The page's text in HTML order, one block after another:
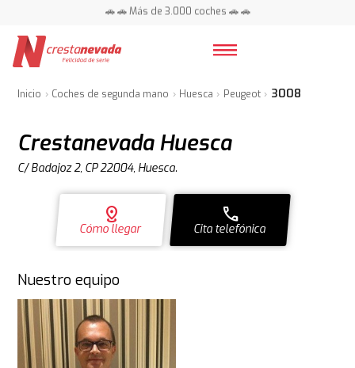
📍 Centros en toda España ⭐
📍 Centros en toda España ⭐
Inicio Coches de segunda mano Huesca Peugeot 3008
Crestanevada Huesca
C/ Badajoz 2, CP 22004, Huesca.
distance
Cómo llegar
call
Cita telefónica
Nuestro equipo